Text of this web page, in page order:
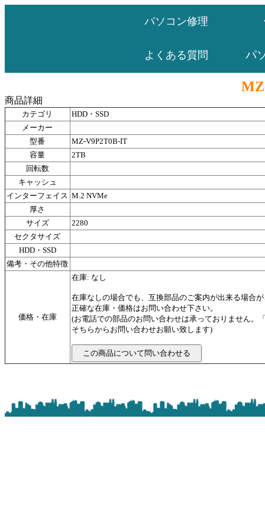
パソコン修理
よくある質問 パ
商品詳細
カテゴリ
HDD・SSD
メーカー
型番
MZ-V9P2T0B-IT
容量
2TB
回転数
キャッシュ
インターフェイス M.2 NVMe
厚さ
サイズ
2280
セクタサイズ
HDD・SSD
備考・その他特徴
価格・在庫
在庫: なし
在庫なしの場合でも、互換部品のご案内が出来る場合
正確な在庫・価格はお問い合わせ下さい。
(お電話での部品のお問い合わせは承っておりません。
そちらからお問い合わせお願い致します)